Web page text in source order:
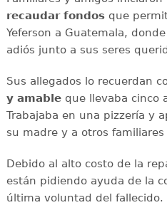
recaudar fondosque
Yeferson a Guatemala,
adiós junto a sus seres
Sus allegados lo recuerdan
y amableque llevaba cinco
Trabajaba en una pizzería y
su madre y a otros
Debido al alto costo de la
están pidiendo ayuda de la
última voluntad del fallecido.